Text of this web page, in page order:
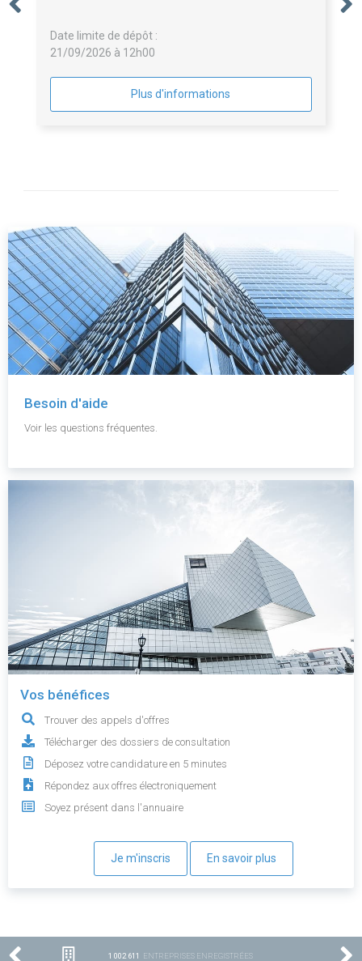
Date limite de dépôt :
21/09/2026 à 12h00
Plus d'informations
Besoin d'aide
Voir les questions fréquentes.
Vos bénéfices
Trouver des appels d'offres
Télécharger des dossiers de consultation
Déposez votre candidature en 5 minutes
Répondez aux offres électroniquement
Soyez présent dans l'annuaire
Je m'inscris En savoir plus
1 002 611 ENTREPRISES ENREGISTRÉES